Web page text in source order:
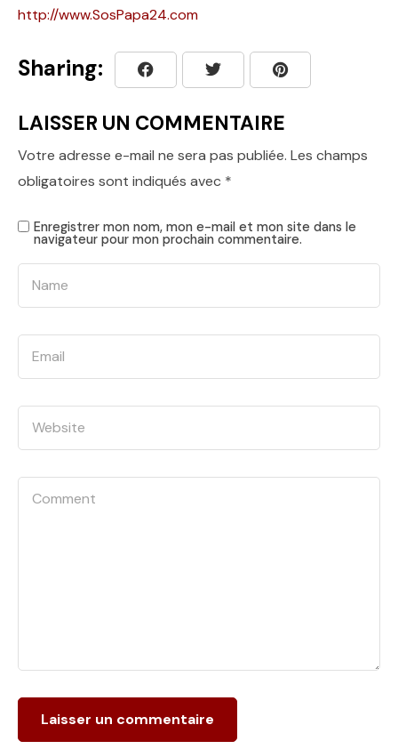
http://www.SosPapa24.com
Sharing:
LAISSER UN COMMENTAIRE
Votre adresse e-mail ne sera pas publiée. Les champs
obligatoires sont indiqués avec *
Enregistrer mon nom, mon e-mail et mon site dans le
navigateur pour mon prochain commentaire.